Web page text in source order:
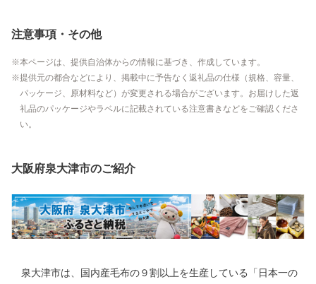
注意事項・その他
本ページは、提供自治体からの情報に基づき、作成しています。
提供元の都合などにより、掲載中に予告なく返礼品の仕様（規格、容量、
パッケージ、原材料など）が変更される場合がございます。お届けした返
礼品のパッケージやラベルに記載されている注意書きなどをご確認くださ
い。
大阪府泉大津市のご紹介
泉大津市は、国内産毛布の９割以上を生産している「日本一の